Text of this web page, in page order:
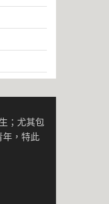
；尤其包
年，特此